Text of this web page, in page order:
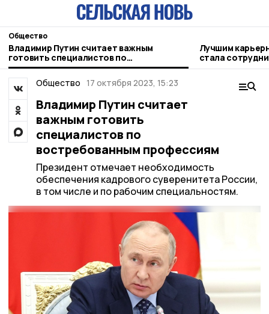
Общество
Владимир Путин считает важным
готовить специалистов по
востребованным профессиям
Лучшим
стала
кадрового
Общество 17 октября 2023, 15:23
Владимир Путин считает
важным готовить
специалистов по
востребованным профессиям
Президент отмечает необходимость
обеспечения кадрового суверенитета России,
в том числе и по рабочим специальностям.